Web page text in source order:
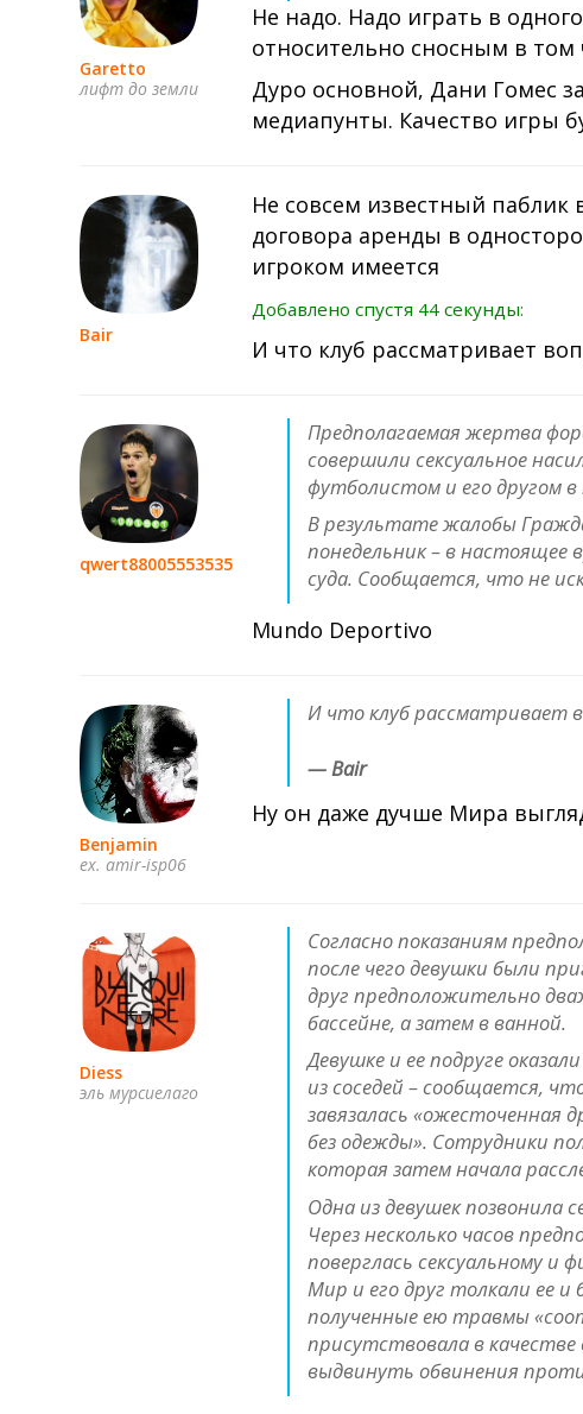
Garetto
лифт до земли
Не надо. Надо играть в
относительно сносным в том
Дуро основной, Дани Гомес
медиапунты. Качество игры
Bair
Не совсем известный паблик
договора аренды в
игроком имеется
Добавлено спустя 44 секунды:
И что клуб рассматривает
qwert88005553535
Предполагаемая жертва
совершили сексуальное
футболистом и его другом в
В результате жалобы
понедельник – в
суда. Сообщается, что не
Mundo Deportivo
Benjamin
ex. amir-isp06
— Bair
И что клуб рассматривает
Ну он даже дучше Мира
Diess
эль мурсиелаго
Согласно показаниям
после чего девушки были
друг предположительно
бассейне, а затем в ванной.
Девушке и ее подруге
из соседей – сообщается,
завязалась «ожесточенная
без одежды». Сотрудники
которая затем начала
Одна из девушек позвонила
Через несколько часов
поверглась сексуальному
Мир и его друг толкали ее
полученные ею травмы
присутствовала в
выдвинуть обвинения